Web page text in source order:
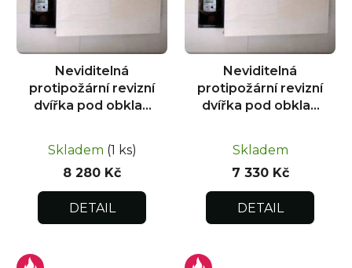
Neviditelná
protipožární revizní
dvířka pod obklad
Skladem (1 ks)
8 280 Kč
DETAIL
Neviditelná
protipožární revizní
dvířka pod obklad
Skladem
7 330 Kč
DETAIL